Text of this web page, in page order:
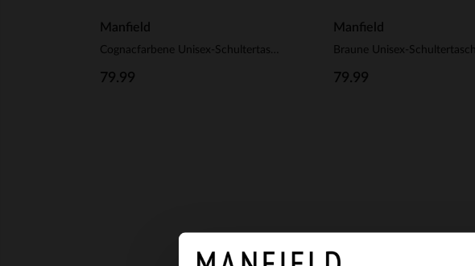
Manfield
Cognacfarbene Unisex-Schultertasche aus Leder
79.99
Manfield
79.99